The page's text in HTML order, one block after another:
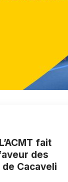
fait
des
Cacaveli